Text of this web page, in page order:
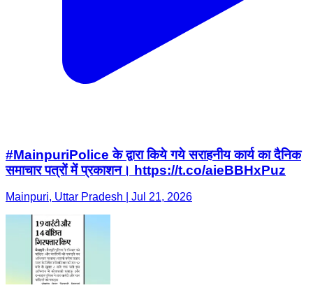
#MainpuriPolice के द्वारा किये गये सराहनीय कार्य का दैनिक
समाचार पत्रों में प्रकाशन। https://t.co/aieBBHxPuz
Mainpuri, Uttar Pradesh | Jul 21, 2026